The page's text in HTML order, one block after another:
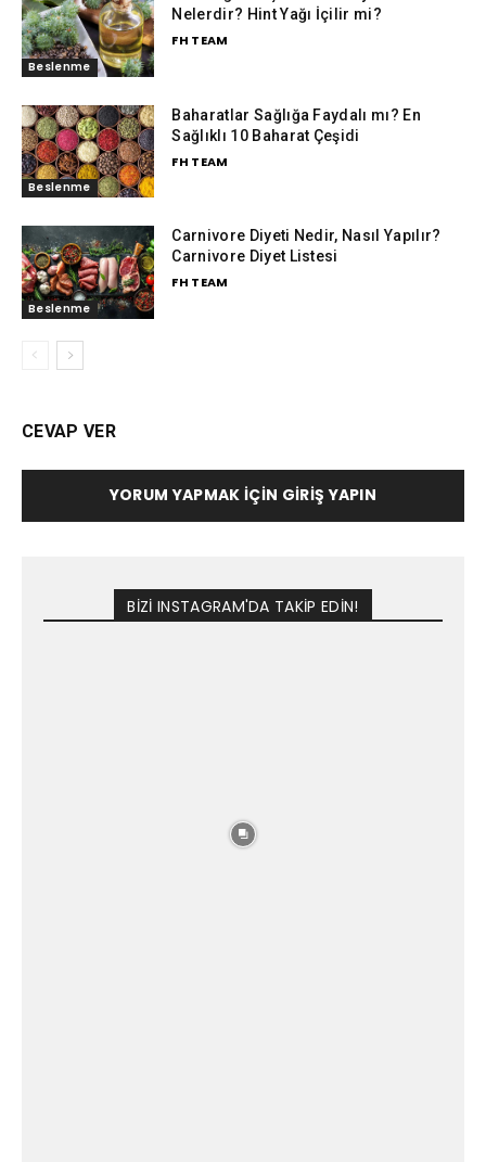
Beslenme
Nelerdir? Hint Yağı İçilir mi?
FH TEAM
Beslenme
Baharatlar Sağlığa Faydalı mı? En
Sağlıklı 10 Baharat Çeşidi
FH TEAM
Beslenme
Carnivore Diyeti Nedir, Nasıl Yapılır?
Carnivore Diyet Listesi
FH TEAM
CEVAP VER
YORUM YAPMAK İÇIN GIRIŞ YAPIN
BİZİ INSTAGRAM'DA TAKİP EDİN!